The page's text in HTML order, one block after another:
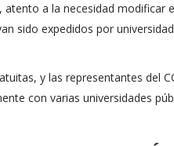
a la necesidad modificar
sido expedidos por
y las representantes del
con varias universidades